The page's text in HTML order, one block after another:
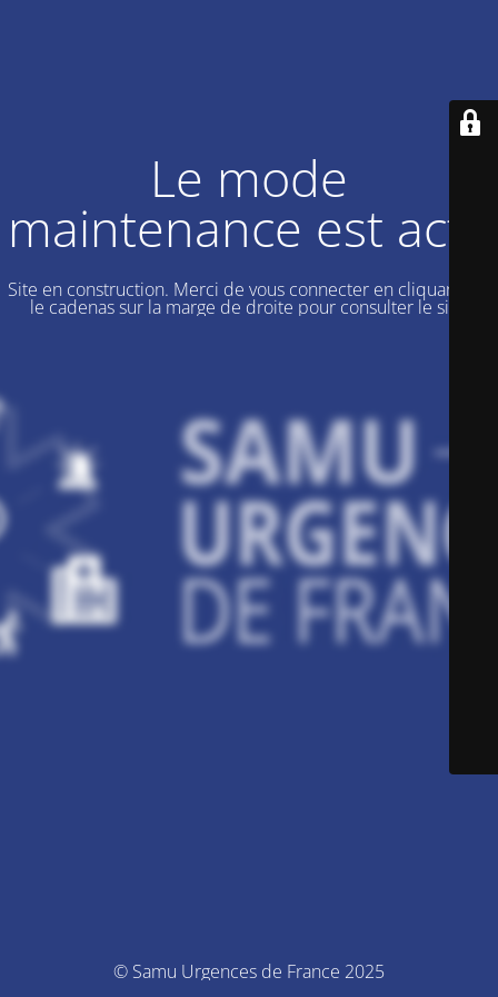
Le mode
maintenance est actif
Site en construction. Merci de vous connecter en cliquant sur
le cadenas sur la marge de droite pour consulter le site.
© Samu Urgences de France 2025